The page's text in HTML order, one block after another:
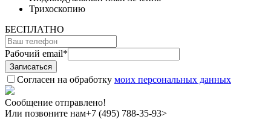
Трихоскопию
БЕСПЛАТНО
Рабочий email*
Согласен на обработку моих персональных данных
Сообщение отправлено!
Или позвоните нам+7 (495) 788-35-93>